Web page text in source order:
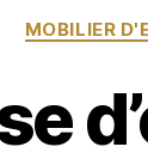
MOBILIER